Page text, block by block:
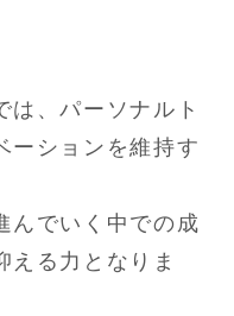
は、パーソナルト
ーションを維持す
んでいく中での成
える力となりま